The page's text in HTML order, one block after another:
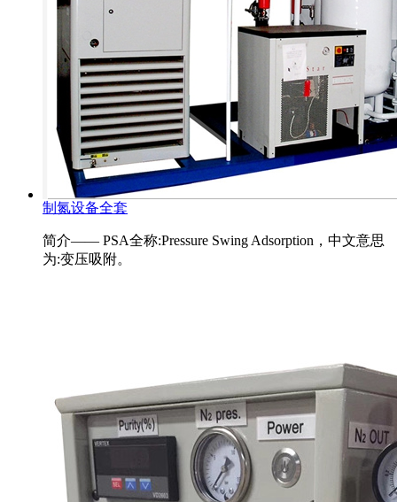
制氮设备全套
简介—— PSA全称:Pressure Swing Adsorption，中文意思
为:变压吸附。